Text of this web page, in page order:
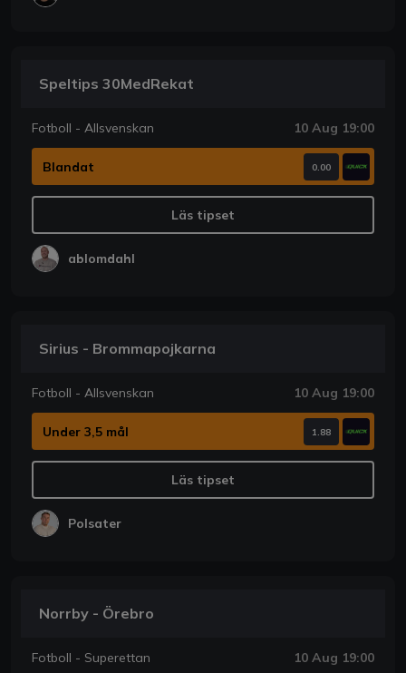
Speltips 30MedRekat
Fotboll - Allsvenskan 10 Aug 19:00
Blandat 0.00
Läs tipset
ablomdahl
Sirius - Brommapojkarna
Fotboll - Allsvenskan 10 Aug 19:00
Under 3,5 mål 1.88
Läs tipset
Polsater
Norrby - Örebro
Fotboll - Superettan 10 Aug 19:00